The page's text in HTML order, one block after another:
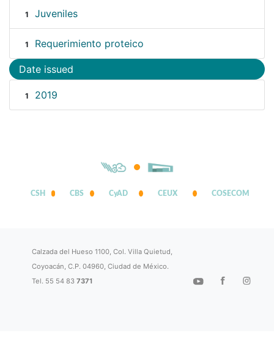
1 Juveniles
1 Requerimiento proteico
Date issued
1 2019
CSH CBS CyAD CEUX COSECOM
Calzada del Hueso 1100, Col. Villa Quietud,
Coyoacán, C.P. 04960, Ciudad de México.
Tel. 55 54 837371